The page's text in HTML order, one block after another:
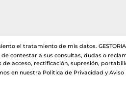
el tratamiento de mis datos.
contestar a sus consultas, dudas o
de acceso, rectificación, supresión,
en nuestra Política de Privacidad y Aviso